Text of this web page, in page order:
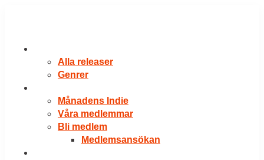
Alla releaser
Genrer
Månadens Indie
Våra medlemmar
Bli medlem
Medlemsansökan